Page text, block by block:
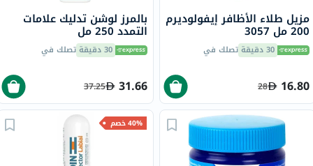
مزيل طلاء الأظافر إيفولوديرم
200 مل 3057
30 دقيقة تصلك في
16.80
28
بالمرز لوشن تدليك علامات
التمدد 250 مل
30 دقيقة تصلك في
31.66
37.25
40% خصم